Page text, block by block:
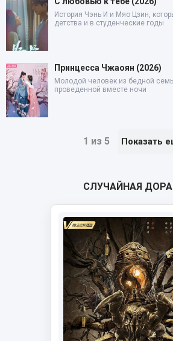
История Чэнь И и Мяо Цзин,
детства и в студенческие годы
Принцесса Чжаоян (2026)
Молодой человек из бедной
проведенной вместе ночи
1 из 5 Показать
СЛУЧАЙНАЯ